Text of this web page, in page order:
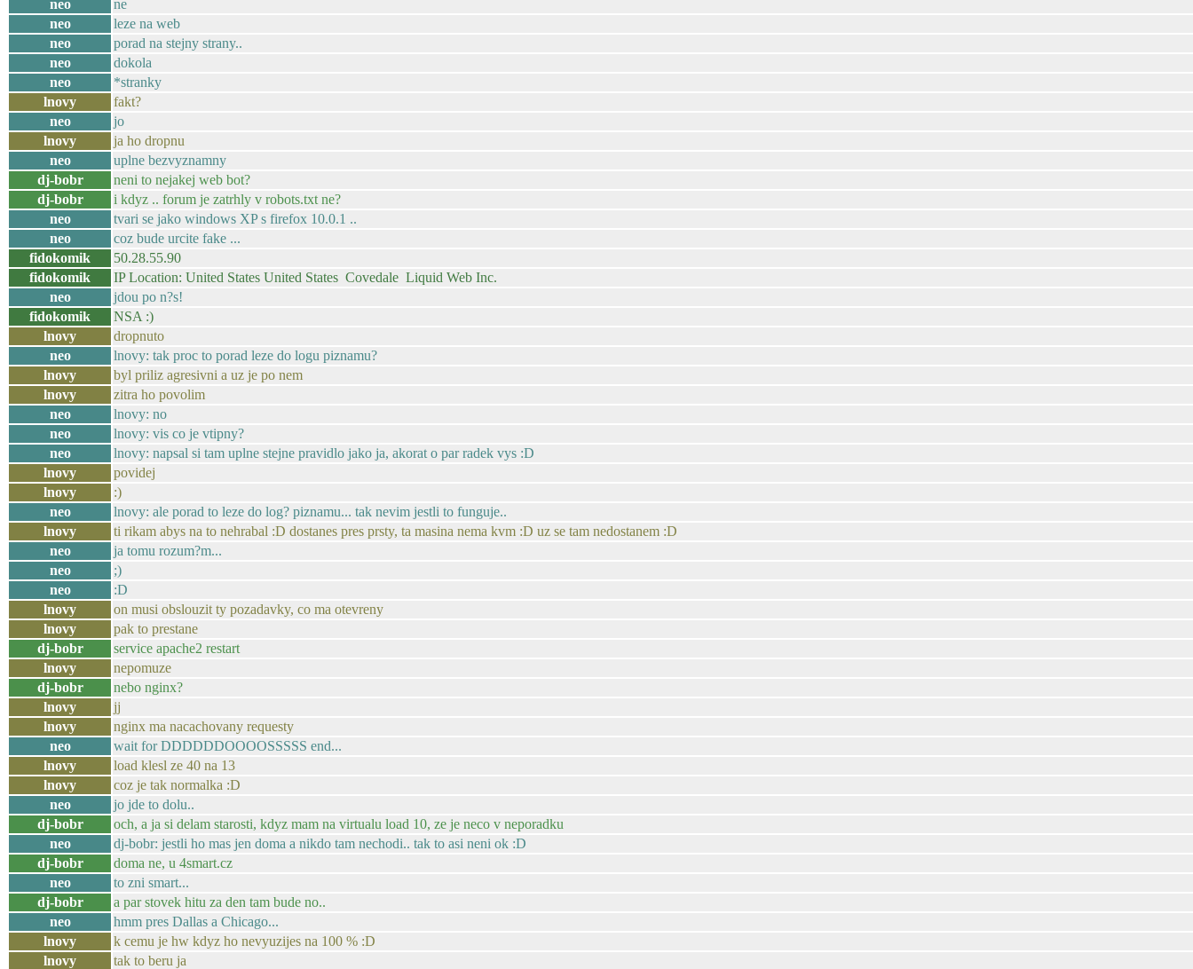
neo
ne
neo
leze na web
neo
porad na stejny strany..
neo
dokola
neo
*stranky
lnovy
fakt?
neo
jo
lnovy
ja ho dropnu
neo
uplne bezvyznamny
dj-bobr
neni to nejakej web bot?
dj-bobr
i kdyz .. forum je zatrhly v robots.txt ne?
neo
tvari se jako windows XP s firefox 10.0.1 ..
neo
coz bude urcite fake ...
fidokomik
50.28.55.90
fidokomik
IP Location: United States United States Covedale Liquid Web Inc.
neo
jdou po n?s!
fidokomik
NSA :)
lnovy
dropnuto
neo
lnovy: tak proc to porad leze do logu piznamu?
lnovy
byl priliz agresivni a uz je po nem
lnovy
zitra ho povolim
neo
lnovy: no
neo
lnovy: vis co je vtipny?
neo
lnovy: napsal si tam uplne stejne pravidlo jako ja, akorat o par radek vys :D
lnovy
povidej
lnovy
:)
neo
lnovy: ale porad to leze do log? piznamu... tak nevim jestli to funguje..
lnovy
ti rikam abys na to nehrabal :D dostanes pres prsty, ta masina nema kvm :D uz se tam nedostanem :D
neo
ja tomu rozum?m...
neo
;)
neo
:D
lnovy
on musi obslouzit ty pozadavky, co ma otevreny
lnovy
pak to prestane
dj-bobr
service apache2 restart
lnovy
nepomuze
dj-bobr
nebo nginx?
lnovy
jj
lnovy
nginx ma nacachovany requesty
neo
wait for DDDDDDOOOOSSSSS end...
lnovy
load klesl ze 40 na 13
lnovy
coz je tak normalka :D
neo
jo jde to dolu..
dj-bobr
och, a ja si delam starosti, kdyz mam na virtualu load 10, ze je neco v neporadku
neo
dj-bobr: jestli ho mas jen doma a nikdo tam nechodi.. tak to asi neni ok :D
dj-bobr
doma ne, u 4smart.cz
neo
to zni smart...
dj-bobr
a par stovek hitu za den tam bude no..
neo
hmm pres Dallas a Chicago...
lnovy
k cemu je hw kdyz ho nevyuzijes na 100 % :D
lnovy
tak to beru ja